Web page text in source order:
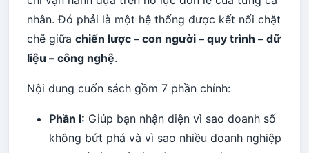
nhân. Đó phải là một hệ thống được kết nối chặt
chẽ giữa chiến lược – con người – quy trình – dữ
liệu – công nghệ.
Nội dung cuốn sách gồm 7 phần chính:
Phần I: Giúp bạn nhận diện vì sao doanh số
không bứt phá và vì sao nhiều doanh nghiệp